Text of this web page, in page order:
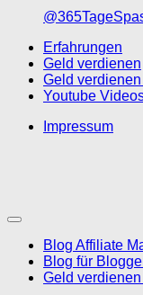
Erfahrungen
Geld verdienen
Geld verdienen
Youtube
Impressum
Blog Affiliate
Blog für
Geld